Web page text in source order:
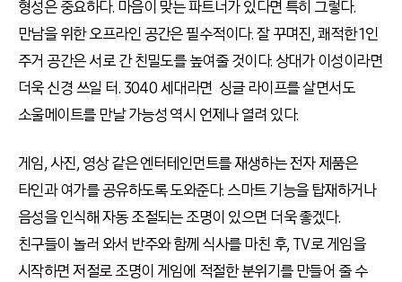
형성은 중요하다. 마음이 맞는 파트너가 있다면 특히 그렇다.
만남을 위한 오프라인 공간은 필수적이다. 잘 꾸며진, 쾌적한 1인
주거 공간은 서로 간 친밀도를 높여줄 것이다. 상대가 이성이라면
더욱 신경 쓰일 터. 3040 세대라면 싱글 라이프를 살면서도
소울메이트를 만날 가능성 역시 언제나 열려 있다.
게임, 사진, 영상 같은 엔터테인먼트를 재생하는 전자 제품은
타인과 여가를 공유하도록 도와준다. 스마트 기능을 탑재하거나
음성을 인식해 자동 조절되는 조명이 있으면 더욱 좋겠다.
친구들이 놀러 와서 반주와 함께 식사를 마친 후, TV로 게임을
시작하면 저절로 조명이 게임에 적절한 분위기를 만들어 줄 수